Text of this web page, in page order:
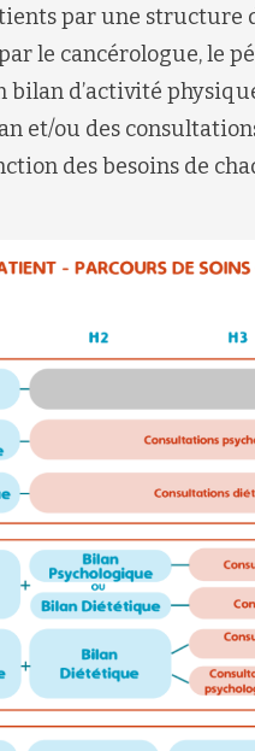
par une structure
le cancérologue, le
d’activité
et/ou des
des besoins de